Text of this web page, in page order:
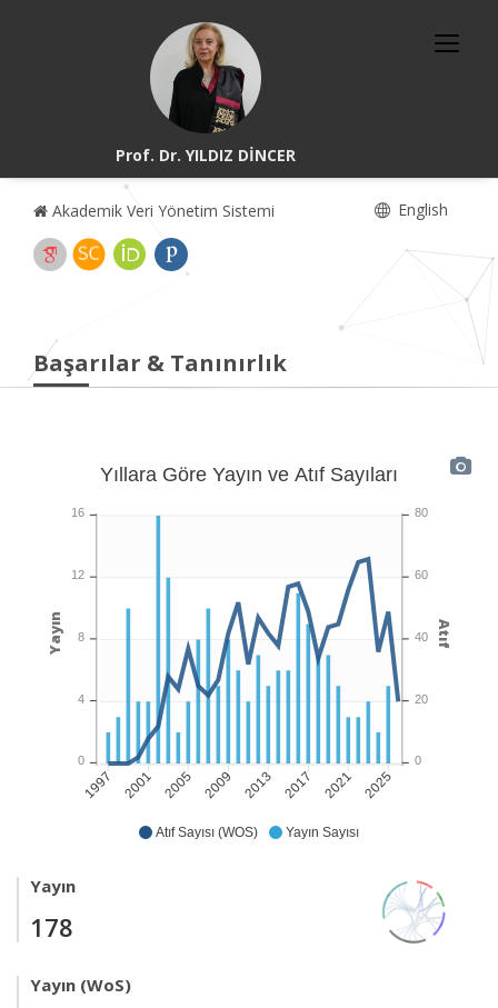
Prof. Dr. YILDIZ DİNCER
Akademik Veri Yönetim Sistemi English
Başarılar & Tanınırlık
Atıf Sayısı (WOS) Yayın Sayısı
1997 2001 2005 2009 2013 2017 2021 2025
Yıllara Göre Yayın ve Atıf Sayıları
80
60
40
20
0
Atıf
16
12
8
4
0
Yayın
Yayın
178
Yayın (WoS)